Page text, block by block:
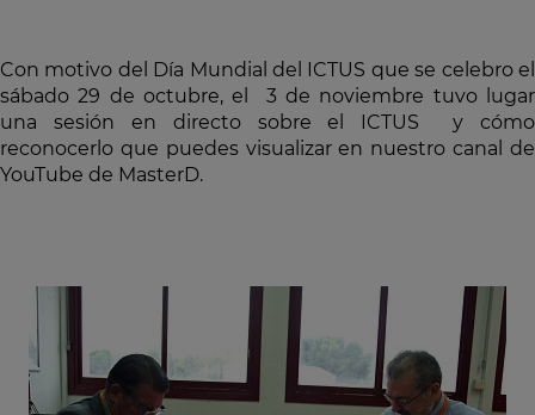
Con motivo del Día Mundial del ICTUS que se celebro el
sábado 29 de octubre, el 3 de noviembre tuvo lugar
una sesión en directo sobre el ICTUS y cómo
reconocerlo que puedes visualizar en nuestrocanal de
YouTube de MasterD.